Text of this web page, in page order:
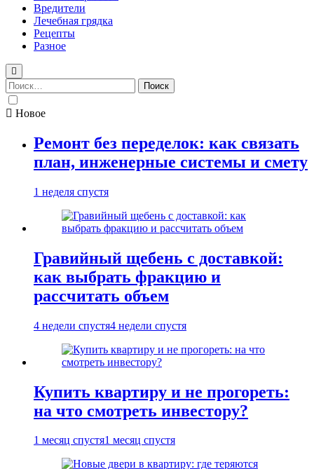
Вредители
Лечебная грядка
Рецепты
Разное
Найти:
Новое
Ремонт без переделок: как связать
план, инженерные системы и смету
1 неделя спустя
Гравийный щебень с доставкой:
как выбрать фракцию и
рассчитать объем
4 недели спустя4 недели спустя
Купить квартиру и не прогореть:
на что смотреть инвестору?
1 месяц спустя1 месяц спустя